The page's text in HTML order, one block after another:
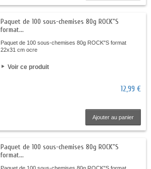
Paquet de 100 sous-chemises 80g ROCK"S
format...
Paquet de 100 sous-chemises 80g ROCK"S format
22x31 cm ocre
Voir ce produit
12,99 €
Ajouter au panier
Paquet de 100 sous-chemises 80g ROCK"S
format...